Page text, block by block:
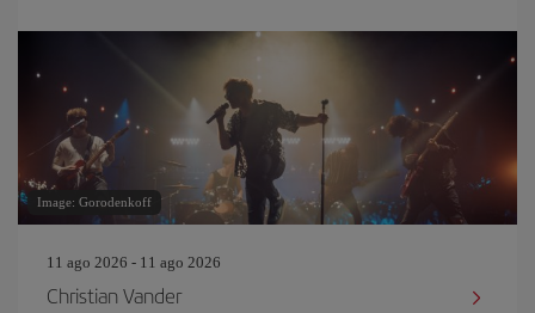
Image: Gorodenkoff
11 ago 2026 - 11 ago 2026
Christian Vander